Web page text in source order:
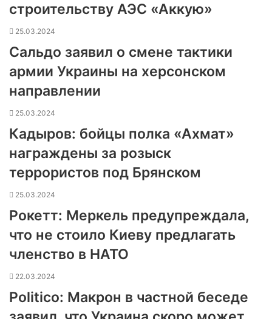
строительству АЭС «Аккую»
25.03.2024
Сальдо заявил о смене тактики
армии Украины на херсонском
направлении
25.03.2024
Кадыров: бойцы полка «Ахмат»
награждены за розыск
террористов под Брянском
25.03.2024
Рокетт: Меркель предупреждала,
что не стоило Киеву предлагать
членство в НАТО
22.03.2024
Politico: Макрон в частной беседе